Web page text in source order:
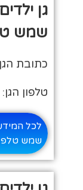
גן
שמש
כתובת
טלפון הגן: 02-6224411
לכל המידע
שמש טלפון